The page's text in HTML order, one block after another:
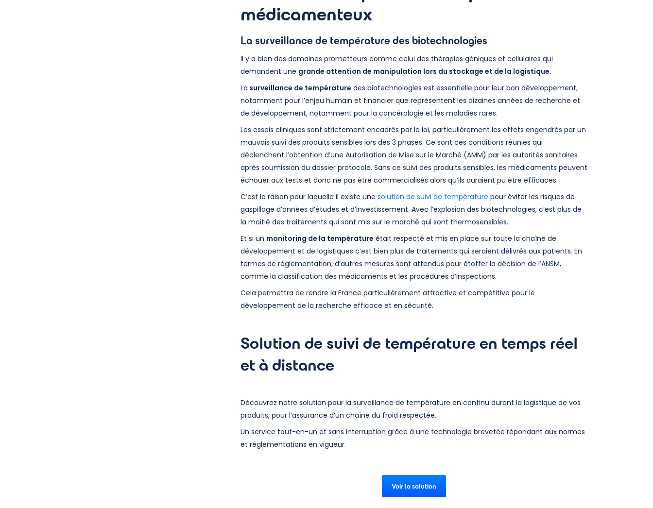
médicamenteux
La surveillance de température des biotechnologies
Il y a bien des domaines prometteurs comme celui des thérapies géniques et cellulaires qui
demandent une grande attention de manipulation lors du stockage et de la logistique.
La surveillance de température des biotechnologies est essentielle pour leur bon développement,
notamment pour l’enjeu humain et financier que représentent les dizaines années de recherche et
de développement, notamment pour la cancérologie et les maladies rares.
Les essais cliniques sont strictement encadrés par la loi, particulièrement les effets engendrés par un
mauvais suivi des produits sensibles lors des 3 phases. Ce sont ces conditions réunies qui
déclenchent l’obtention d’une Autorisation de Mise sur le Marché (AMM) par les autorités sanitaires
après soumission du dossier protocole. Sans ce suivi des produits sensibles, les médicaments peuvent
échouer aux tests et donc ne pas être commercialisés alors qu’ils auraient pu être efficaces.
C’est la raison pour laquelle il existe une solution de suivi de température pour éviter les risques de
gaspillage d’années d’études et d’investissement. Avec l’explosion des biotechnologies, c’est plus de
la moitié des traitements qui sont mis sur le marché qui sont thermosensibles.
Et si un monitoring de la température était respecté et mis en place sur toute la chaîne de
développement et de logistiques c’est bien plus de traitements qui seraient délivrés aux patients. En
termes de réglementation, d’autres mesures sont attendus pour étoffer la décision de l’ANSM,
comme la classification des médicaments et les procédures d’inspections.
Cela permettra de rendre la France particulièrement attractive et compétitive pour le
développement de la recherche efficace et en sécurité.
Solution de suivi de température en temps réel
et à distance
Découvrez notre solution pour la surveillance de température en continu durant la logistique de vos
produits, pour l’assurance d’un chaîne du froid respectée.
Un service tout-en-un et sans interruption grâce à une technologie brevetée répondant aux normes
et réglementations en vigueur.
Voir la solution